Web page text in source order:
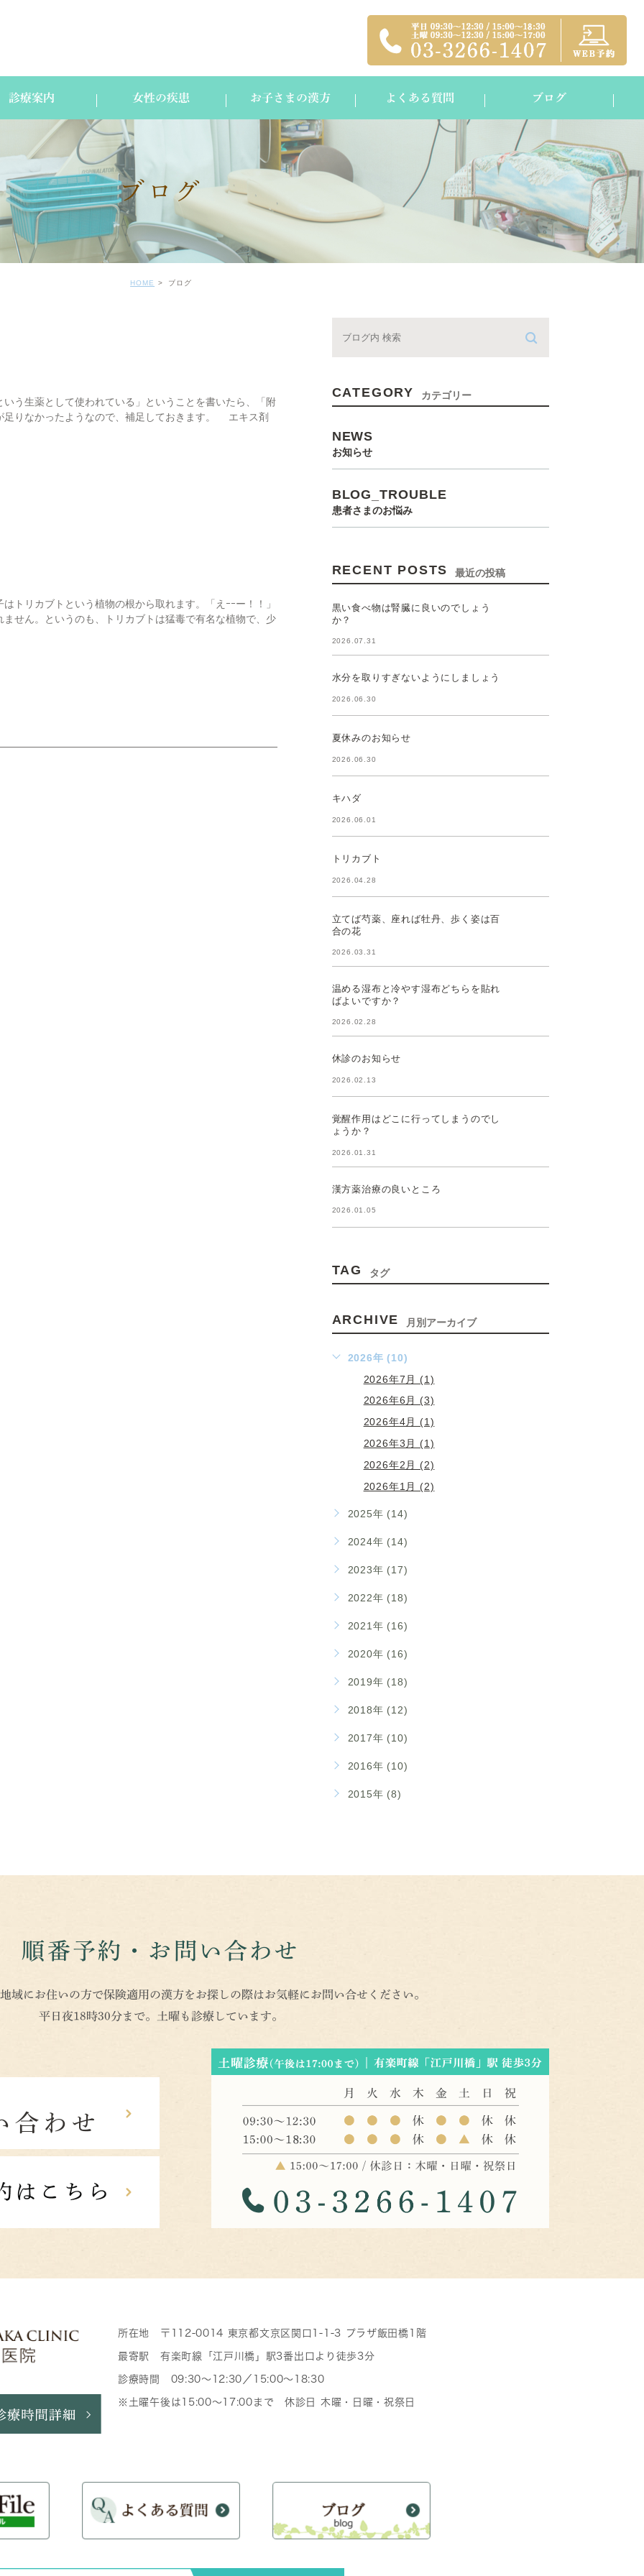
診療案内 女性の疾患 お子さまの漢方 よくある質問 ブログ
ブログ
HOME ブログ
う生薬として使われている」ということを書いたら、「附
足りなかったようなので、補足しておきます。 エキス剤
トリカブトという植物の根から取れます。「えｰｰー！！」
せん。というのも、トリカブトは猛毒で有名な植物で、少
CATEGORY カテゴリー
NEWS
お知らせ
BLOG_TROUBLE
患者さまのお悩み
RECENT POSTS 最近の投稿
黒い食べ物は腎臓に良いのでしょう
か？
2026.07.31
水分を取りすぎないようにしましょう
2026.06.30
夏休みのお知らせ
2026.06.30
キハダ
2026.06.01
トリカブト
2026.04.28
立てば芍薬、座れば牡丹、歩く姿は百
合の花
2026.03.31
温める湿布と冷やす湿布どちらを貼れ
ばよいですか？
2026.02.28
休診のお知らせ
2026.02.13
覚醒作用はどこに行ってしまうのでし
ょうか？
2026.01.31
漢方薬治療の良いところ
2026.01.05
TAG タグ
ARCHIVE 月別アーカイブ
2026年 (10)
2026年7月 (1)
2026年6月 (3)
2026年4月 (1)
2026年3月 (1)
2026年2月 (2)
2026年1月 (2)
2025年 (14)
2024年 (14)
2023年 (17)
2022年 (18)
2021年 (16)
2020年 (16)
2019年 (18)
2018年 (12)
2017年 (10)
2016年 (10)
2015年 (8)
順番予約・お問い合わせ
域にお住いの方で保険適用の漢方をお探しの際はお気軽にお問い合せください。
平日夜18時30分まで。土曜も診療しています。
所在地 〒112-0014 東京都文京区関口1-1-3 プラザ飯田橋1階
最寄駅 有楽町線「江戸川橋」駅3番出口より徒歩3分
診療時間 09:30～12:30／15:00～18:30
※土曜午後は15:00～17:00まで 休診日 木曜・日曜・祝祭日